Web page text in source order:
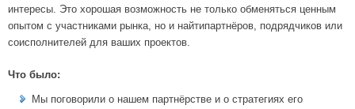
интересы. Это хорошая возможность не только обменяться ценным
опытом с участниками рынка, но и найтипартнёров, подрядчиков или
соисполнителей для ваших проектов.
Что было:
Мы поговорили о нашем партнёрстве и о стратегиях его